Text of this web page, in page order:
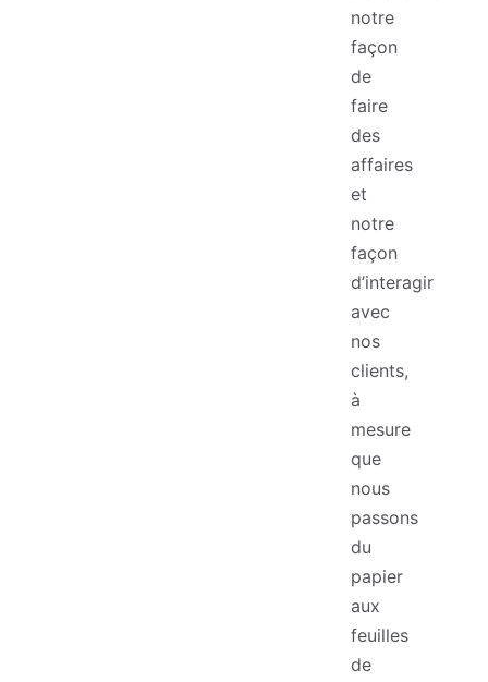
notre
façon
de
faire
des
affaires
et
notre
façon
d’interagir
avec
nos
clients,
à
mesure
que
nous
passons
du
papier
aux
feuilles
de